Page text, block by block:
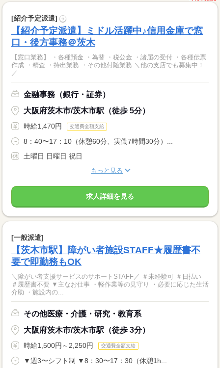
[紹介予定派遣] ?
【紹介予定派遣】ミドル活躍中♪信用金庫で窓
口・後方事務＠茨木
【窓口業務】 ・各種預金 ・為替 ・税公金 ・諸届の受付 ・各種伝票
作成 ・精査 ・持出業務 ・その他付随業務 ＼他の支店でも募集中！
／
金融事務（銀行・証券）
大阪府茨木市/茨木市駅（徒歩 5分）
時給1,470円 交通費全額支給
8：40〜17：10（休憩60分、実働7時間30分）...
土曜日 日曜日 祝日
もっと見る
求人詳細を見る
[一般派遣]
【茨木市駅】障がい者施設STAFF★履歴書不
要で即勤務もOK
＼障がい者支援サービスのサポートSTAFF／ ＃未経験可 ＃日払い
＃履歴書不要 ▼主なお仕事 ・軽作業等の見守り ・必要に応じた生活
介助 ・施設内の...
その他医療・介護・研究・教育系
大阪府茨木市/茨木市駅（徒歩 3分）
時給1,500円～2,250円 交通費全額支給
▼週3〜シフト制 ▼8：30〜17：30（休憩1h...